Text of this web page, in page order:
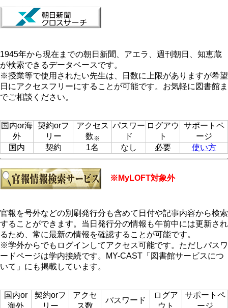
1945年から現在までの朝日新聞、アエラ、週刊朝日、知恵蔵
が検索できるデータベースです。
※授業等で使用されたい先生は、日数に上限がありますが希望
日にアクセスフリーにすることが可能です。お気軽に図書館ま
でご相談ください。
国内or海
外
契約orフ
リー
アクセス
数※
パスワー
ド
ログアウ
ト
サポートペ
ージ
国内
契約 1名 なし 必要 使い方
※MyLOFT対象外
官報を号外などの別刷発行分も含めて日付や記事内容から検索
することができます。当日発行分の情報も午前中には更新され
るため、常に最新の情報を確認することが可能です。
※学外からでもログインしてアクセス可能です。ただしパスワ
ードページは学内接続です。MY-CAST「図書館サービスにつ
いて」にも掲載しています。
国内or
海外
契約orフ
リー
アクセ
ス数
パスワード
ログア
ウト
サポートペ
ージ